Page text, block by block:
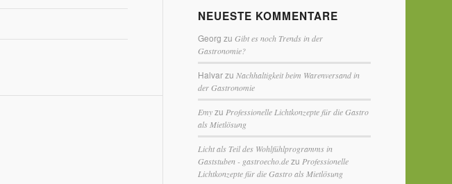
NEUESTE KOMMENTARE
Georg zuGibt es noch Trends in der
Gastronomie?
Halvarzu Nachhaltigkeit beim Warenversand in
der Gastronomie
Emyzu Professionelle Lichtkonzepte für die Gastro
als Mietlösung
Licht als Teil des Wohlfühlprogramms in
Gaststuben - gastroecho.dezu Professionelle
Lichtkonzepte für die Gastro als Mietlösung